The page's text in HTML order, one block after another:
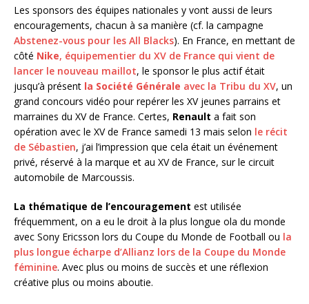
Les sponsors des équipes nationales y vont aussi de leurs
encouragements, chacun à sa manière (cf. la campagne
Abstenez-vous pour les All Blacks). En France, en mettant de
côté Nike, équipementier du XV de France qui vient de
lancer le nouveau maillot, le sponsor le plus actif était
jusqu’à présent la Société Générale avec la Tribu du XV, un
grand concours vidéo pour repérer les XV jeunes parrains et
marraines du XV de France. Certes, Renault a fait son
opération avec le XV de France samedi 13 mais selon le récit
de Sébastien, j’ai l’impression que cela était un événement
privé, réservé à la marque et au XV de France, sur le circuit
automobile de Marcoussis.
La thématique de l’encouragement est utilisée
fréquemment, on a eu le droit à la plus longue ola du monde
avec Sony Ericsson lors du Coupe du Monde de Football ou la
plus longue écharpe d’Allianz lors de la Coupe du Monde
féminine. Avec plus ou moins de succès et une réflexion
créative plus ou moins aboutie.